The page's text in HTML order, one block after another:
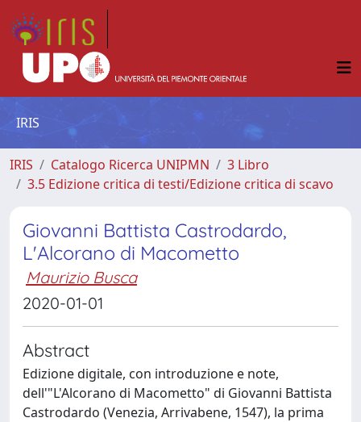
IRIS
IRIS Catalogo Ricerca UNIPMN
3 Libro
3.5 Edizione critica di testi/Edizione critica di scavo
Giovanni Battista Castrodardo,
L'Alcorano di Macometto
Maurizio Busca
2020-01-01
Abstract
Edizione digitale, con introduzione e note,
dell'"L'Alcorano di Macometto" di Giovanni Battista
Castrodardo (Venezia, Arrivabene, 1547), la prima